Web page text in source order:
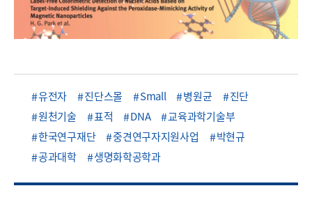
유전자 진단스몰 Small 병원균
진단
원천기술
표적 DNA
교육과학기술부
한국연구재단
중견연구자지원사업
박현규
공과대학
생명화학공학과